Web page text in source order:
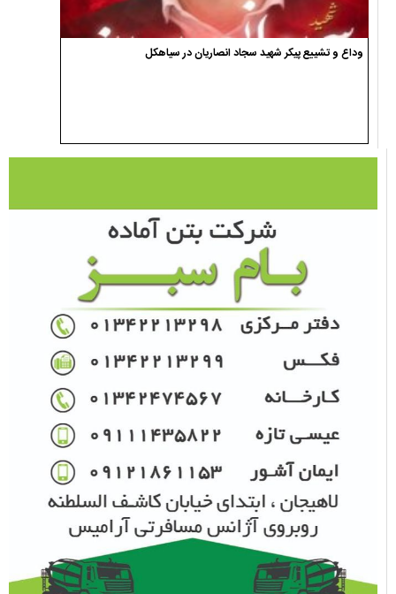
وداع و تشییع پیکر شهید سجاد انصاریان در سیاهکل